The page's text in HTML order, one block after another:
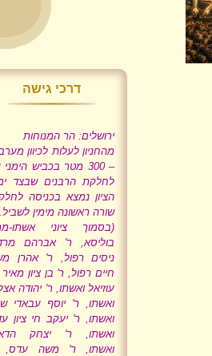
דרכי גישה
ירושלים: הר המנוחות
מהחניון לעלות לכיוון
– 300 מטר בכביש
לחלקת הרבנים שבצד
הציון נמצא בכניסה
שורה ראשונה מימין לשביל.
(בסמוך ציוני אשתו-
בוליסא, ר' אברהם
ניסים רפול, ר' אהרן
חיים רפול, ר' בן ציון מאיר
עוזיאל ואשתו, ר' יהודה
ואשתו, ר' יוסף עבאדי
ואשתו, ר' יעקב חי ציון
ואשתו, ר' יצחק
ואשתו, ר' משה עדס,